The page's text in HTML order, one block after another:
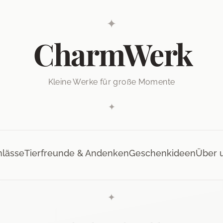
✦
CharmWerk
Kleine Werke für große Momente
✦
Tierfreunde & AndenkenGeschenkideenÜber
✦